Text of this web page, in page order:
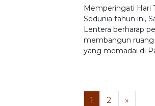
Memperingati Hari
Sedunia tahun ini,
Lentera berharap
membangun
yang memadai di
1 2 »